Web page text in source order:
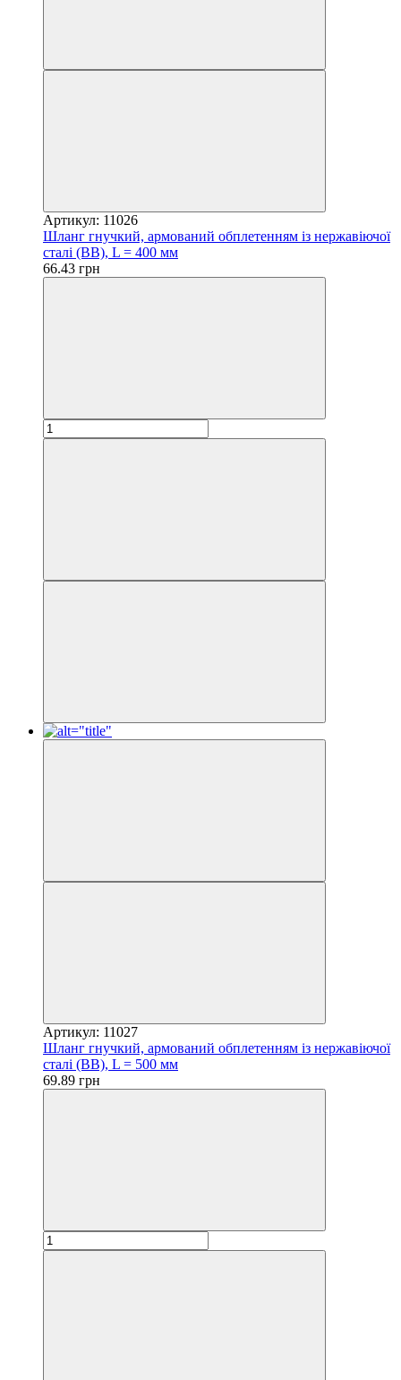
Артикул: 11026
Шланг гнучкий, армований обплетенням із нержавіючої
сталі (ВВ), L = 400 мм
66.43 грн
Артикул: 11027
Шланг гнучкий, армований обплетенням із нержавіючої
сталі (ВВ), L = 500 мм
69.89 грн